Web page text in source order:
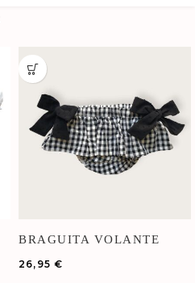
BRAGUITA VOLANTE
26,95€